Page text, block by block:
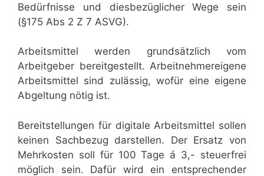
Bedürfnisse und diesbezüglicher Wege sein
(§175 Abs 2 Z 7 ASVG).
Arbeitsmittel werden grundsätzlich vom
Arbeitgeber bereitgestellt. Arbeitnehmereigene
Arbeitsmittel sind zulässig, wofür eine eigene
Abgeltung nötig ist.
Bereitstellungen für digitale Arbeitsmittel sollen
keinen Sachbezug darstellen. Der Ersatz von
Mehrkosten soll für 100 Tage á 3,- steuerfrei
möglich sein. Dafür wird ein entsprechender